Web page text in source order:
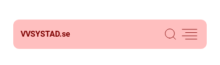
VVSYSTAD.se